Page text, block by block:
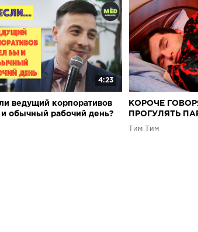
4:23
ведущий корпоративов
обычный рабочий день?
КОРОЧЕ
ПРОГУЛЯТЬ
Tим Тим